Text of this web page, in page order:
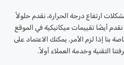
ارتفاع درجة الحرارة، نقدم حلولاً
أيضًا تقييمات ميكانيكية في الموقع
بنا إذا لزم الأمر. يمكنك الاعتماد على
التقنية وخدمة العملاء أولاً.